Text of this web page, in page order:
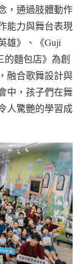
，通過肢體動作
能力與舞台表現
雄》、《Guji
麵包店》為創
融合歌舞設計與
中，孩子們在舞
人驚艷的學習成